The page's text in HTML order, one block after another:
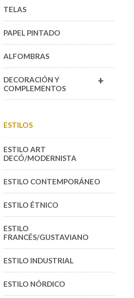
TELAS
PAPEL PINTADO
ALFOMBRAS
+
DECORACIÓN Y
COMPLEMENTOS
ESTILOS
ESTILO ART
DECÓ/MODERNISTA
ESTILO CONTEMPORÁNEO
ESTILO ÉTNICO
ESTILO
FRANCÉS/GUSTAVIANO
ESTILO INDUSTRIAL
ESTILO NÓRDICO